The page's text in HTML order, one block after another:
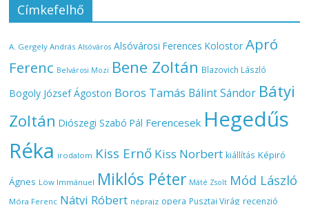
Címkefelhő
A. Gergely András Alsóváros Alsóvárosi Ferences Kolostor Apró
Ferenc Belvárosi Mozi Bene Zoltán Blazovich László
Bogoly József Ágoston Boros Tamás Bálint Sándor Bátyi
Zoltán Diószegi Szabó Pál Ferencesek Hegedűs
Réka irodalom Kiss Ernő Kiss Norbert kiállítás Képiró
Ágnes Löw Immánuel Miklós Péter Máté Zsolt Mód László
Móra Ferenc Nátyi Róbert néprajz opera Pusztai Virág recenzió